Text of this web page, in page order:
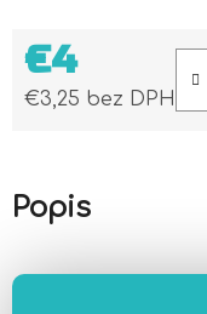
€4
€3,25 bez DPH
Popis